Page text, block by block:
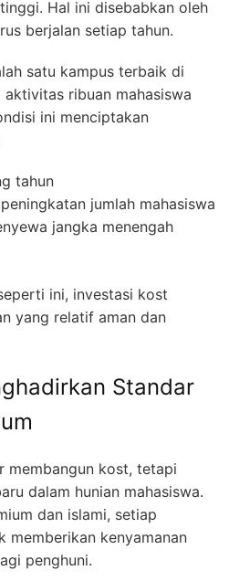
Hal ini disebabkan oleh
berjalan setiap tahun.
satu kampus terbaik di
ribuan mahasiswa
ini menciptakan
tahun
jumlah mahasiswa
jangka menengah
ini, investasi kost
yang relatif aman dan
Standar
membangun kost, tetapi
dalam hunian mahasiswa.
dan islami, setiap
memberikan kenyamanan
penghuni.